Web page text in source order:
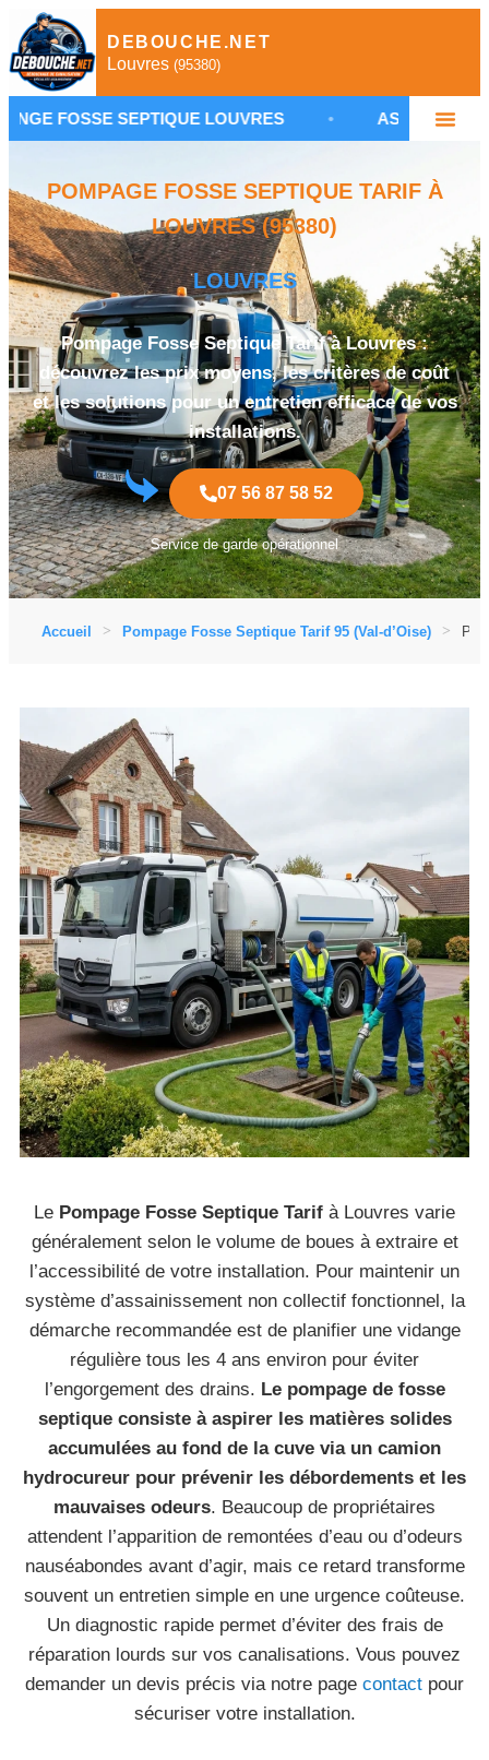
DEBOUCHE.NET
Louvres (95380)
SEPTIQUE LOUVRES • ASSAINISSEMENT NON
POMPAGE FOSSE SEPTIQUE TARIF À
LOUVRES (95380)
LOUVRES
Pompage Fosse Septique Tarif à Louvres :
découvrez les prix moyens, les critères de coût
et les solutions pour un entretien efficace de vos
installations.
07 56 87 58 52
Service de garde opérationnel
Accueil Pompage Fosse Septique Tarif 95 (Val-d’Oise)
Le Pompage Fosse Septique Tarif à Louvres varie
généralement selon le volume de boues à extraire et
l’accessibilité de votre installation. Pour maintenir un
système d’assainissement non collectif fonctionnel, la
démarche recommandée est de planifier une vidange
régulière tous les 4 ans environ pour éviter
l’engorgement des drains. Le pompage de fosse
septique consiste à aspirer les matières solides
accumulées au fond de la cuve via un camion
hydrocureur pour prévenir les débordements et les
mauvaises odeurs. Beaucoup de propriétaires
attendent l’apparition de remontées d’eau ou d’odeurs
nauséabondes avant d’agir, mais ce retard transforme
souvent un entretien simple en une urgence coûteuse.
Un diagnostic rapide permet d’éviter des frais de
réparation lourds sur vos canalisations. Vous pouvez
demander un devis précis via notre page contact pour
sécuriser votre installation.